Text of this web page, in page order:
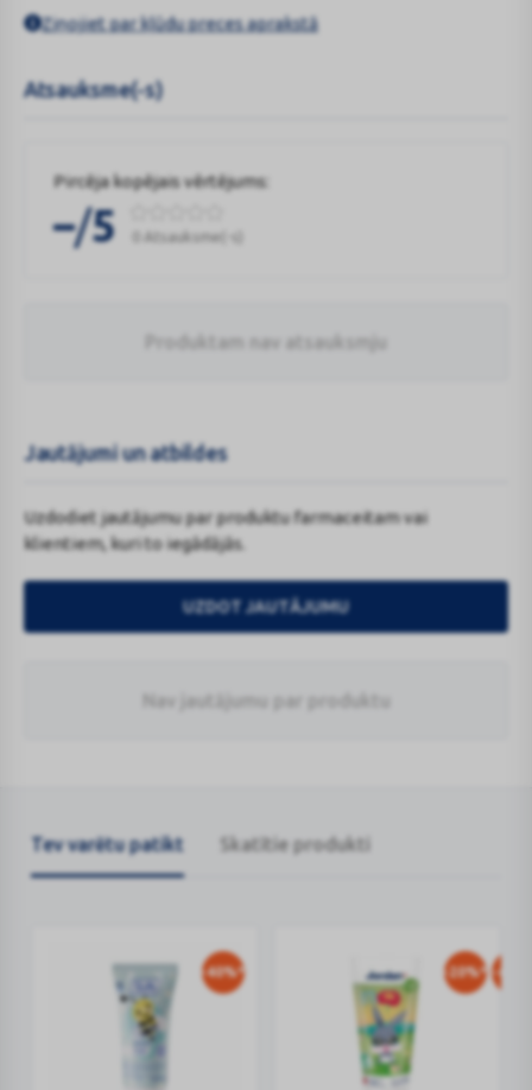
Ziņojiet par kļūdu preces aprakstā
Atsauksme(-s)
Pircēja kopējais vērtējums:
–/5 0 Atsauksme(-s)
Produktam nav atsauksmju
Jautājumi un atbildes
Uzdodiet jautājumu par produktu farmaceitam vai
klientiem, kuri to iegādājās.
UZDOT JAUTĀJUMU
Nav jautājumu par produktu
Tev varētu patikt Skatītie produkti
-40%* -20%* -